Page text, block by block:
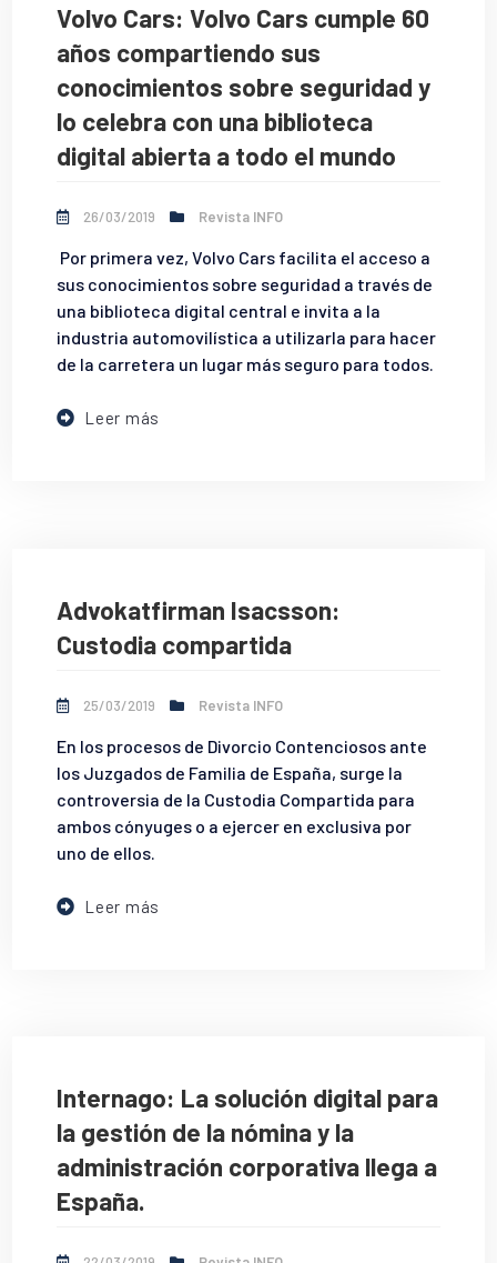
Volvo Cars: Volvo Cars cumple 60
años compartiendo sus
conocimientos sobre seguridad y
lo celebra con una biblioteca
digital abierta a todo el mundo
26/03/2019 Revista INFO
Por primera vez, Volvo Cars facilita el acceso a
sus conocimientos sobre seguridad a través de
una biblioteca digital central e invita a la
industria automovilística a utilizarla para hacer
de la carretera un lugar más seguro para todos.
Leer más
Advokatfirman Isacsson:
Custodia compartida
25/03/2019 Revista INFO
En los procesos de Divorcio Contenciosos ante
los Juzgados de Familia de España, surge la
controversia de la Custodia Compartida para
ambos cónyuges o a ejercer en exclusiva por
uno de ellos.
Leer más
Internago: La solución digital para
la gestión de la nómina y la
administración corporativa llega a
España.